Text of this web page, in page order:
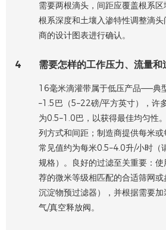
需要两根滴头，间距应覆盖根系
根系深度和土壤入渗特性调整滴
商的设计图表进行确认。
4 需要怎样的工作压力、流量和
16毫米滴灌带属于低压产品——典
–1.5巴（5–22磅/平方英寸），许
为0.5–1.0巴，以获得最佳均匀性
列方式和间距；制造商提供每米
常见值约为每米0.5–4.0升/小时（
规格）。良好的过滤至关重要：
荐的微米等级相匹配的合适筛网
沉淀物预过滤器），并根据需要
气/真空释放阀。